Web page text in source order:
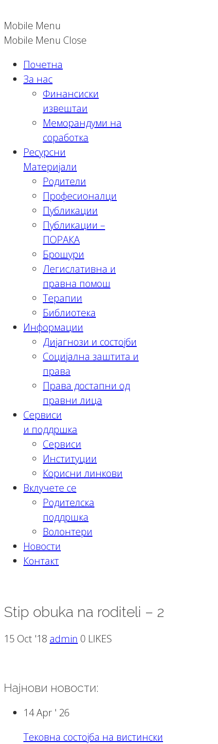
Mobile Menu
Mobile Menu Close
Почетна
За нас
Финансиски
извештаи
Меморандуми на
соработка
Ресурсни
Материјали
Родители
Професионалци
Публикации
Публикации –
ПОРАКА
Брошури
Легислативна и
правна помош
Терапии
Библиотека
Информации
Дијагнози и состојби
Социјална заштита и
права
Права достапни од
правни лица
Сервиси
и поддршка
Сервиси
Институции
Корисни линкови
Вклучете се
Родителска
поддршка
Волонтери
Новости
Контакт
Stip obuka na roditeli – 2
15 Oct '18 admin 0 LIKES
Најнови новости:
14 Apr ' 26
Тековна состојба на вистински